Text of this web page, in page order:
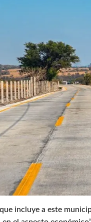
incluye a este